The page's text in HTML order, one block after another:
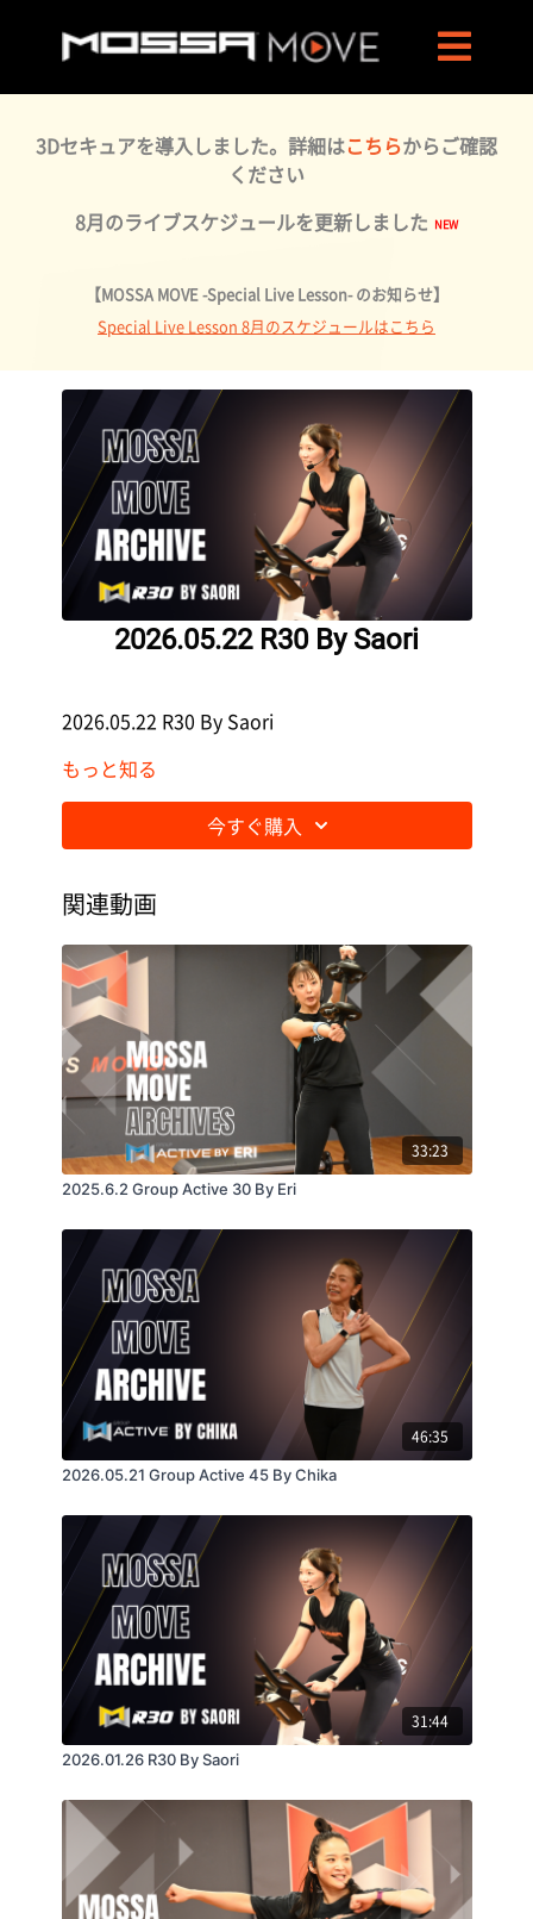
3Dセキュアを導入しました。詳細はこちらからご確認
ください
8月のライブスケジュールを更新しました
【MOSSA MOVE -Special Live Lesson- のお知らせ】
Special Live Lesson 8月のスケジュールはこちら
2026.05.22 R30 By Saori
2026.05.22 R30 By Saori
もっと知る
今すぐ購入
関連動画
33:23
2025.6.2 Group Active 30 By Eri
46:35
2026.05.21 Group Active 45 By Chika
31:44
2026.01.26 R30 By Saori